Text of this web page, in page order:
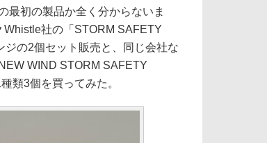
最初の製品か全く分からないま
Whistle社の「STORM SAFETY
の2個セット販売と、同じ会社な
WIND STORM SAFETY
類3個を買ってみた。